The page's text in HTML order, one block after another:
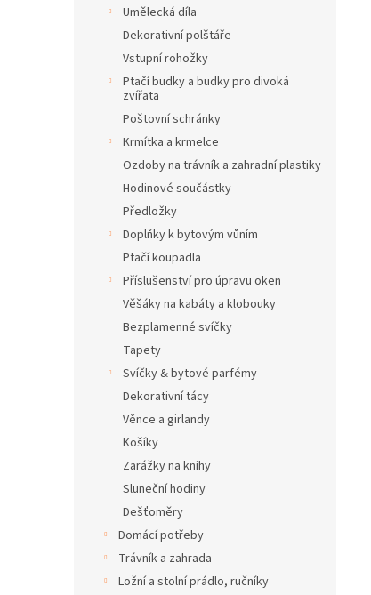
Umělecká díla
Dekorativní polštáře
Vstupní rohožky
Ptačí budky a budky pro divoká
zvířata
Poštovní schránky
Krmítka a krmelce
Ozdoby na trávník a zahradní plastiky
Hodinové součástky
Předložky
Doplňky k bytovým vůním
Ptačí koupadla
Příslušenství pro úpravu oken
Věšáky na kabáty a klobouky
Bezplamenné svíčky
Tapety
Svíčky & bytové parfémy
Dekorativní tácy
Věnce a girlandy
Košíky
Zarážky na knihy
Sluneční hodiny
Dešťoměry
Domácí potřeby
Trávník a zahrada
Ložní a stolní prádlo, ručníky